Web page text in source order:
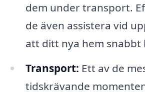
dem under transport.
de även assistera vid
att ditt nya hem snabbt
Transport: Ett av de
tidskrävande